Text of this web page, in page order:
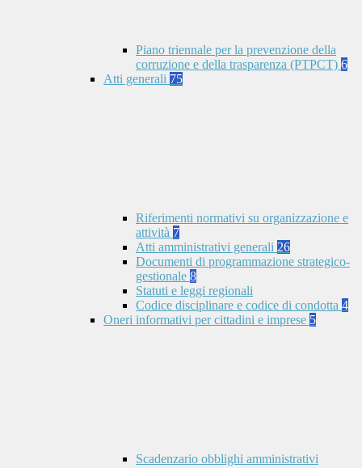
Piano triennale per la prevenzione della
corruzione e della trasparenza (PTPCT) 6
Atti generali 75
Riferimenti normativi su organizzazione e
attività 7
Atti amministrativi generali 26
Documenti di programmazione strategico-
gestionale 8
Statuti e leggi regionali
Codice disciplinare e codice di condotta 4
Oneri informativi per cittadini e imprese 5
Scadenzario obblighi amministrativi